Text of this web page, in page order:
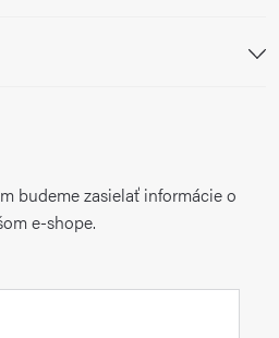
budeme zasielať informácie o
e-shope.